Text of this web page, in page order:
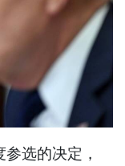
选的决定，